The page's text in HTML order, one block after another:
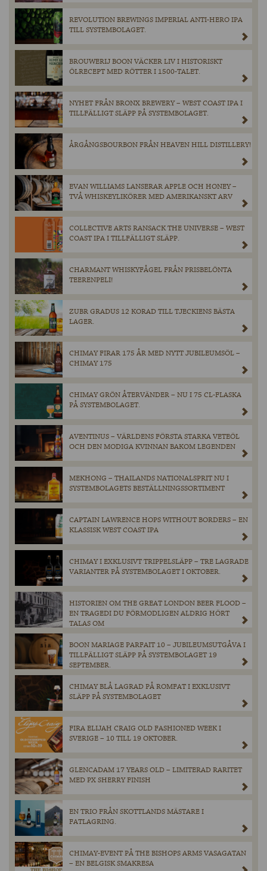
REVOLUTION BREWINGS IMPERIAL ANTI-HERO IPA
TILL SYSTEMBOLAGET.
BROUWERIJ BOON VÄCKER LIV I HISTORISKT
ÖLRECEPT MED RÖTTER I 1500-TALET.
NYHET FRÅN BRONX BREWERY – WEST COAST IPA I
TILLFÄLLIGT SLÄPP PÅ SYSTEMBOLAGET.
ÅRGÅNGSBOURBON FRÅN HEAVEN HILL DISTILLERY!
EVAN WILLIAMS LANSERAR APPLE OCH HONEY –
TVÅ WHISKEYLIKÖRER MED AMERIKANSKT ARV
COLLECTIVE ARTS RANSACK THE UNIVERSE – WEST
COAST IPA I TILLFÄLLIGT SLÄPP.
CHARMANT WHISKYFÅGEL FRÅN PRISBELÖNTA
TEERENPELI!
ZUBR GRADUS 12 KORAD TILL TJECKIENS BÄSTA
LAGER.
CHIMAY FIRAR 175 ÅR MED NYTT JUBILEUMSÖL –
CHIMAY 175
CHIMAY GRÖN ÅTERVÄNDER – NU I 75 CL-FLASKA
PÅ SYSTEMBOLAGET.
AVENTINUS – VÄRLDENS FÖRSTA STARKA VETEÖL
OCH DEN MODIGA KVINNAN BAKOM LEGENDEN
MEKHONG – THAILANDS NATIONALSPRIT NU I
SYSTEMBOLAGETS BESTÄLLNINGSSORTIMENT
CAPTAIN LAWRENCE HOPS WITHOUT BORDERS – EN
KLASSISK WEST COAST IPA
CHIMAY I EXKLUSIVT TRIPPELSLÄPP – TRE LAGRADE
VARIANTER PÅ SYSTEMBOLAGET I OKTOBER.
HISTORIEN OM THE GREAT LONDON BEER FLOOD –
EN TRAGEDI DU FÖRMODLIGEN ALDRIG HÖRT
TALAS OM
BOON MARIAGE PARFAIT 10 – JUBILEUMSUTGÅVA I
TILLFÄLLIGT SLÄPP PÅ SYSTEMBOLAGET 19
SEPTEMBER.
CHIMAY BLÅ LAGRAD PÅ ROMFAT I EXKLUSIVT
SLÄPP PÅ SYSTEMBOLAGET
FIRA ELIJAH CRAIG OLD FASHIONED WEEK I
SVERIGE – 10 TILL 19 OKTOBER.
GLENCADAM 17 YEARS OLD – LIMITERAD RARITET
MED PX SHERRY FINISH
EN TRIO FRÅN SKOTTLANDS MÄSTARE I
FATLAGRING.
CHIMAY-EVENT PÅ THE BISHOPS ARMS VASAGATAN
– EN BELGISK SMAKRESA